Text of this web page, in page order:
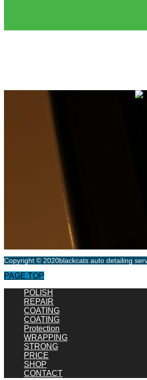
Copyright © 2020blackcats auto detailing
PAGE TOP
POLISH
REPAIR
COATING
COATING
Protection
WRAPPING
STRONG
PRICE
SHOP
CONTACT